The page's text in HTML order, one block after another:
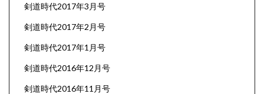
剣道時代2017年3月号
剣道時代2017年2月号
剣道時代2017年1月号
剣道時代2016年12月号
剣道時代2016年11月号